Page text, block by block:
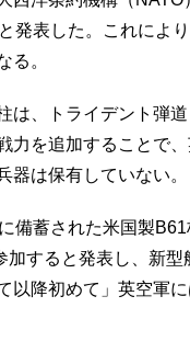
発表した。これによ
る。
、トライデント弾
力を追加することで
器は保有していない。
備蓄された米国製
すると発表し、新
以降初めて」英空軍